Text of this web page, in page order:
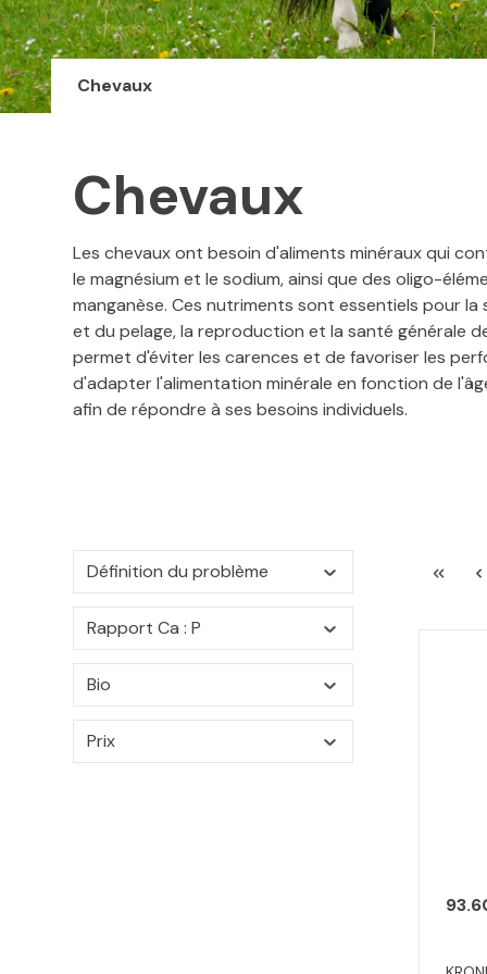
Chevaux
Chevaux
Les chevaux ont besoin d'aliments minéraux qui
le magnésium et le sodium, ainsi que des oligo-
manganèse. Ces nutriments sont essentiels pour
et du pelage, la reproduction et la santé générale
permet d'éviter les carences et de favoriser les
d'adapter l'alimentation minérale en fonction de
afin de répondre à ses besoins individuels.
Définition du problème
Rapport Ca : P
Bio
Prix